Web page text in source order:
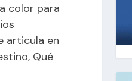
color para
articula en
Qué